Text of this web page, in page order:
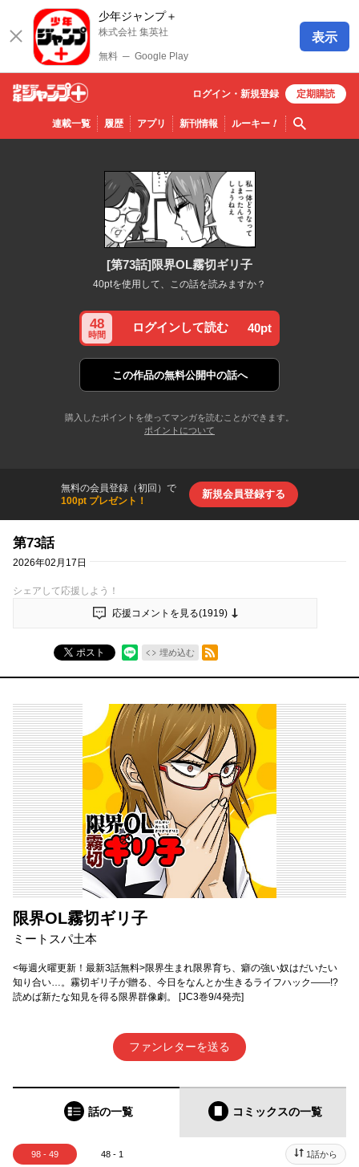
少年ジャンプ＋
株式会社 集英社
無料 ─ Google Play
表示
少年ジ
ャンプ
連載一覧 履歴 アプリ 新刊情報 ルーキー！ 検索
ログイン・ 新規登録 定期購読
[第73話]限界OL霧切ギリ子
40ptを使用して、この話を読みますか？
48
時間
ログインして読む 40pt
この作品の無料公開中の話へ
購入したポイントを使ってマンガを読むことができます。
ポイントについて
無料の会員登録（初回）で
100pt プレゼント！
新規会員登録する
第73話
2026年02月17日
シェアして応援しよう！
応援コメントを見る(1919)
ポスト 埋め込む
RSSフィード
限界OL霧切ギリ子
ミートスパ土本
<毎週火曜更新！最新3話無料>限界生まれ限界育ち、癖の強い奴はだいたい
知り合い…。霧切ギリ子が贈る、今日をなんとか生きるライフハック――!?
読めば新たな知見を得る限界群像劇。 [JC3巻9/4発売]
ファンレターを送る
話の一覧 コミックスの一覧
98 - 49 48 - 1 1話から